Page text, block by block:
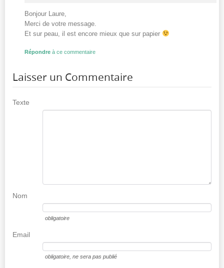
Bonjour Laure,
Merci de votre message.
Et sur peau, il est encore mieux que sur papier
Répondre à ce commentaire
Laisser un Commentaire
Texte
Nom
obligatoire
Email
obligatoire , ne sera pas publié